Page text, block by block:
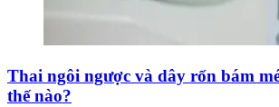
Thai ngôi ngược và dây rốn bám
thế nào?